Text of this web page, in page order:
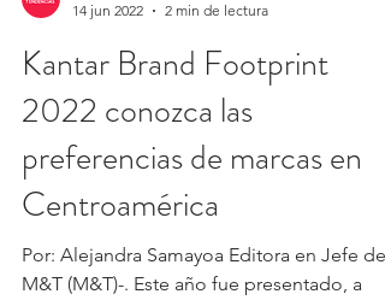
14 jun 2022
2 min de lectura
Kantar Brand Footprint
2022 conozca las
preferencias de marcas en
Centroamérica
Por: Alejandra Samayoa Editora en Jefe de
M&T (M&T)-. Este año fue presentado, a